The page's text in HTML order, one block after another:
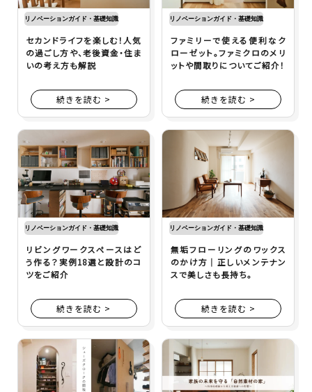
リノベーションガイド・基礎知識
セカンドライフを楽しむ！人気
の過ごし方や、老後資金・住ま
いの考え方も解説
続きを読む >
リノベーションガイド・基礎知識
ファミリーで使える便利なク
ローゼット。ファミクロのメリ
ットや間取りについてご紹介！
続きを読む >
リノベーションガイド・基礎知識
リビングワークスペースはど
う作る？実例18選と設計のコ
ツをご紹介
続きを読む >
リノベーションガイド・基礎知識
無垢フローリングのワックス
のかけ方｜正しいメンテナン
スで美しさも長持ち。
続きを読む >